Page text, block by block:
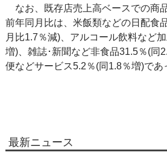
なお、既存店売上高ベースでの商
前年同月比は、米飯類などの日配食
月比1.7％減)、アルコール飲料など
増)、雑誌･新聞など非食品31.5％(同
便などサービス5.2％(同1.8％増)であ
最新ニュース